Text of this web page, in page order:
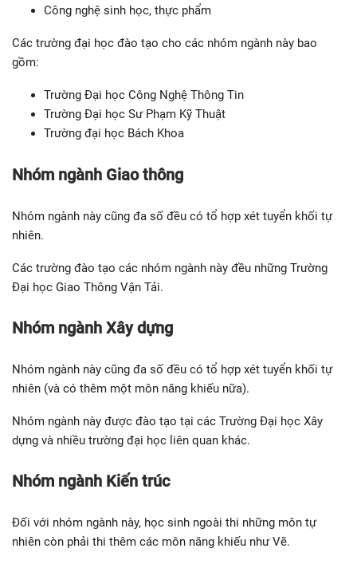
Công nghệ sinh học, thực phẩm
Các trường đại học đào tạo cho các nhóm ngành này bao
gồm:
Trường Đại học Công Nghệ Thông Tin
Trường Đại học Sư Phạm Kỹ Thuật
Trường đại học Bách Khoa
Nhóm ngành Giao thông
Nhóm ngành này cũng đa số đều có tổ hợp xét tuyển khối tự
nhiên.
Các trường đào tạo các nhóm ngành này đều những Trường
Đại học Giao Thông Vận Tải.
Nhóm ngành Xây dựng
Nhóm ngành này cũng đa số đều có tổ hợp xét tuyển khối tự
nhiên (và có thêm một môn năng khiếu nữa).
Nhóm ngành này được đào tạo tại các Trường Đại học Xây
dựng và nhiều trường đại học liên quan khác.
Nhóm ngành Kiến trúc
Đối với nhóm ngành này, học sinh ngoài thi những môn tự
nhiên còn phải thi thêm các môn năng khiếu như Vẽ.